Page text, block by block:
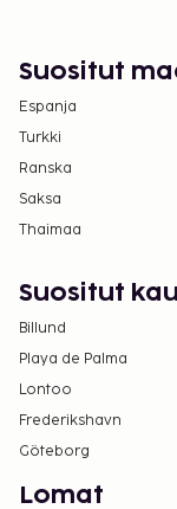
Suositut
Espanja
Turkki
Ranska
Saksa
Thaimaa
Suositut
Billund
Playa de Palma
Lontoo
Frederikshavn
Göteborg
Lomat